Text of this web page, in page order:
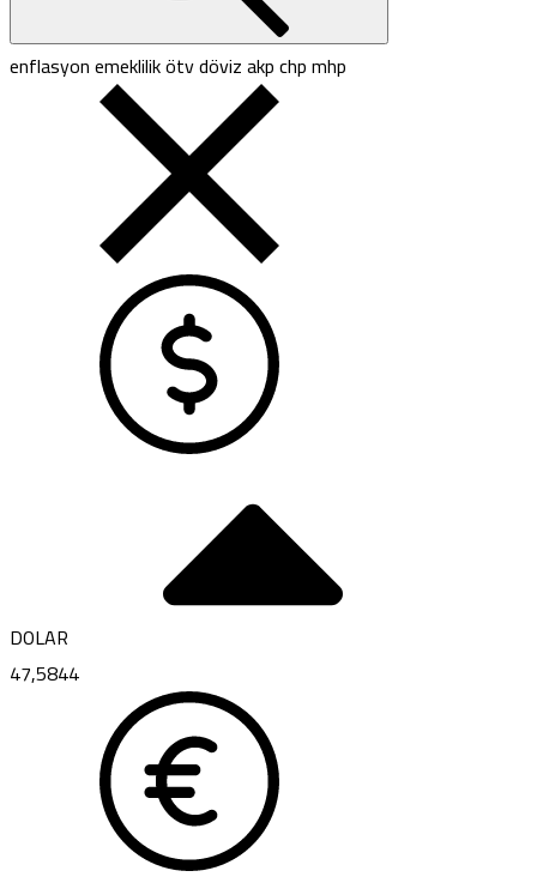
enflasyonemeklilikötvdövizakpchpmhp
DOLAR
47,5844